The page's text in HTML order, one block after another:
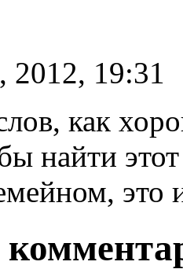
2012, 19:31
как
найти
это